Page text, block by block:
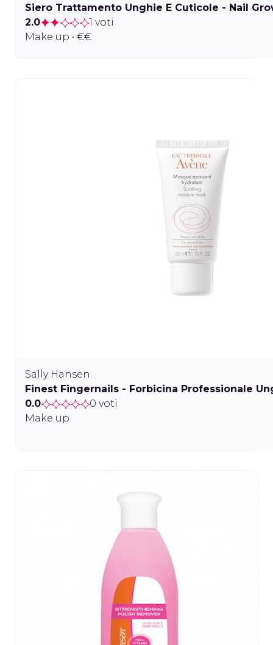
Siero Trattamento Unghie E Cuticole - Nail
2.0
1 voti
Make up • €€
Sally Hansen
Finest Fingernails - Forbicina Professionale
0.0
0 voti
Make up